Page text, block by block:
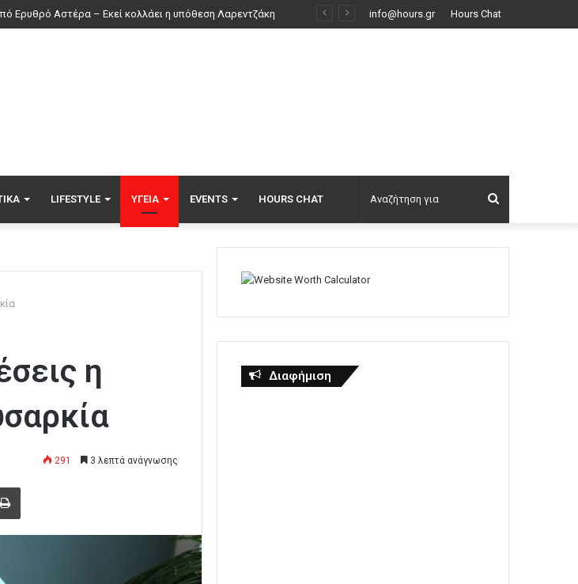
ο αγώνας της με την Γκοφ στο Τορόντο info@hours.gr Hours Chat
LIFESTYLE ΥΓΕΊΑ EVENTS HOURS CHAT
για
η
291 3 λεπτά ανάγνωσης
Διαφήμιση